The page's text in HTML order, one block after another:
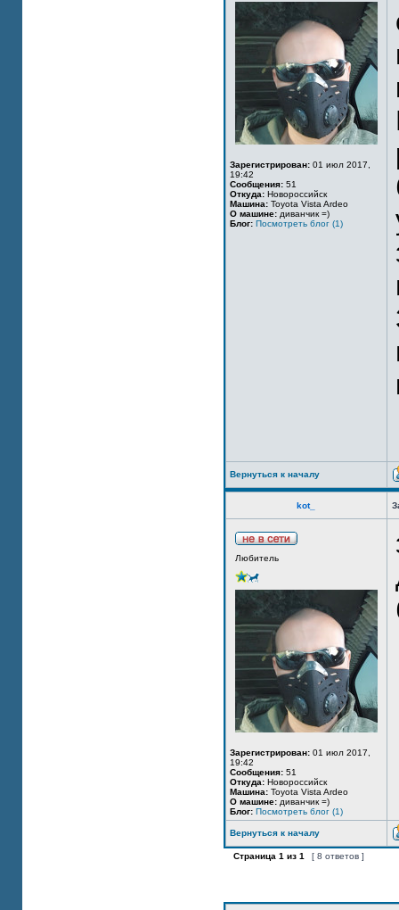
Зарегистрирован: 01 июл 2017,
19:42
Сообщения: 51
Откуда: Новороссийск
Машина: Toyota Vista Ardeo
О машине: диванчик =)
Блог: Посмотреть блог (1)
Вернуться к началу
kot_
Любитель
Зарегистрирован: 01 июл 2017,
19:42
Сообщения: 51
Откуда: Новороссийск
Машина: Toyota Vista Ardeo
О машине: диванчик =)
Блог: Посмотреть блог (1)
Вернуться к началу
Страница 1 из 1 [ 8 ответов ]